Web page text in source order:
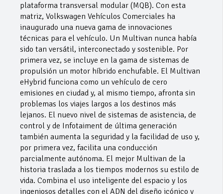
plataforma transversal modular (MQB). Con esta
matriz, Volkswagen Vehículos Comerciales ha
inaugurado una nueva gama de innovaciones
técnicas para el vehículo. Un Multivan nunca había
sido tan versátil, interconectado y sostenible. Por
primera vez, se incluye en la gama de sistemas de
propulsión un motor híbrido enchufable. El Multivan
eHybrid funciona como un vehículo de cero
emisiones en ciudad y, al mismo tiempo, afronta sin
problemas los viajes largos a los destinos más
lejanos. El nuevo nivel de sistemas de asistencia, de
control y de Infotaiment de última generación
también aumenta la seguridad y la facilidad de uso y,
por primera vez, facilita una conducción
parcialmente autónoma. El mejor Multivan de la
historia traslada a los tiempos modernos su estilo de
vida. Combina el uso inteligente del espacio y los
ingeniosos detalles con el ADN del diseño icónico y